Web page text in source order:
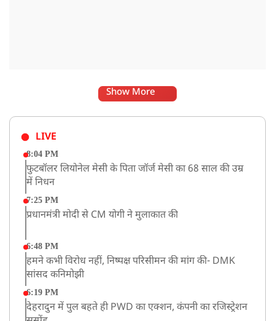
Show More
LIVE
8:04 PM
फुटबॉलर लियोनेल मेसी के पिता जॉर्ज मेसी का 68 साल की उम्र
में निधन
7:25 PM
प्रधानमंत्री मोदी से CM योगी ने मुलाकात की
6:48 PM
हमने कभी विरोध नहीं, निष्पक्ष परिसीमन की मांग की- DMK
सांसद कनिमोझी
6:19 PM
देहरादुन में पुल बहते ही PWD का एक्शन, कंपनी का रजिस्ट्रेशन